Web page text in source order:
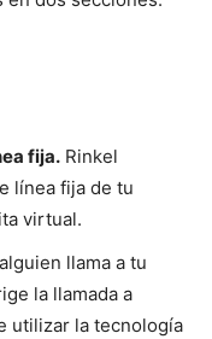
fija. Rinkel
línea fija de tu
virtual.
llama a tu
la llamada a
utilizar la tecnología